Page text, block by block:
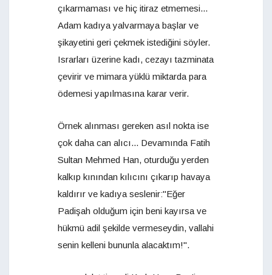
çıkarmaması ve hiç itiraz etmemesi...
Adam kadıya yalvarmaya başlar ve
şikayetini geri çekmek istediğini söyler.
Israrları üzerine kadı, cezayı tazminata
çevirir ve mimara yüklü miktarda para
ödemesi yapılmasına karar verir.
Örnek alınması gereken asıl nokta ise
çok daha can alıcı... Devamında Fatih
Sultan Mehmed Han, oturduğu yerden
kalkıp kınından kılıcını çıkarıp havaya
kaldırır ve kadıya seslenir:"Eğer
Padişah olduğum için beni kayırsa ve
hükmü adil şekilde vermeseydin, vallahi
senin kelleni bununla alacaktım!".